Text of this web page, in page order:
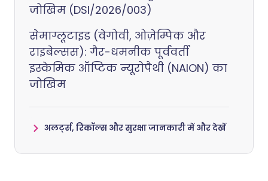
जोखिम (DSI/2026/003)
सेमाग्लूटाइड (वेगोवी, ओज़ेम्पिक और
राइबेल्सस): गैर-धमनीक पूर्ववर्ती
इस्केमिक ऑप्टिक न्यूरोपैथी (NAION) का
जोखिम
अलर्ट्स, रिकॉल्स और सुरक्षा जानकारी में और देखें